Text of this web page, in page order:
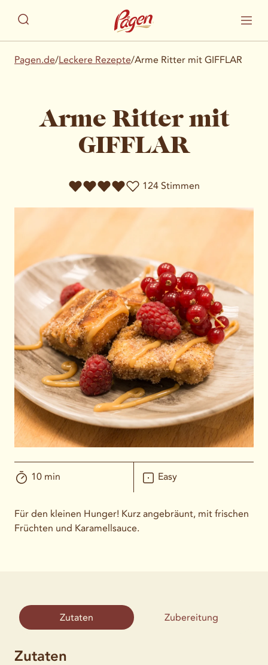
Pagen.de/Leckere Rezepte/Arme Ritter mit GIFFLAR
Arme Ritter mit
GIFFLAR
124 Stimmen
10 min Easy
Für den kleinen Hunger! Kurz angebräunt, mit frischen
Früchten und Karamellsauce.
Zutaten Zubereitung
Zutaten